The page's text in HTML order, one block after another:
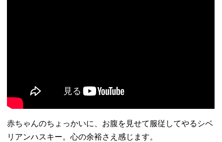
赤ちゃんのちょっかいに、 お腹を見せて服従してやるシベ
リアンハスキー。心の余裕さえ感じます。